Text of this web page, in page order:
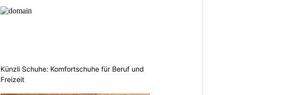
Künzli Schuhe: Komfortschuhe für Beruf und
Freizeit